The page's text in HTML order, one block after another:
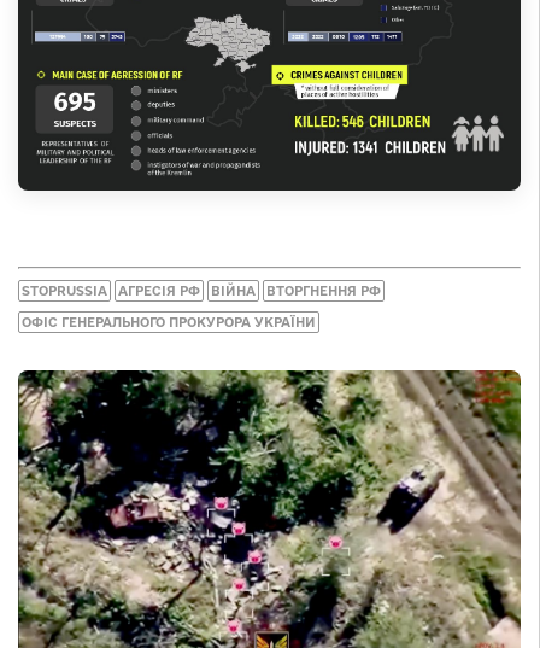
STOPRUSSIA АГРЕСІЯ РФ ВІЙНА ВТОРГНЕННЯ РФ
ОФІС ГЕНЕРАЛЬНОГО ПРОКУРОРА УКРАЇНИ